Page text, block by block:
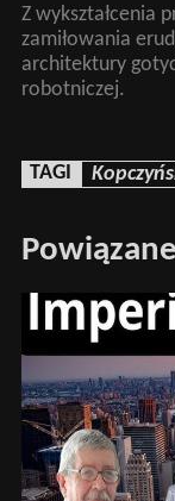
Z wykształcenia
zamiłowania
architektury
robotniczej.
TAGI